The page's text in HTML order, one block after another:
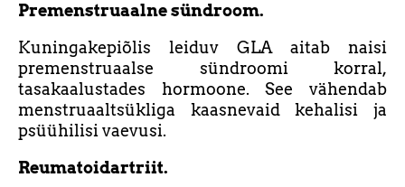
Premenstruaalne sündroom.
Kuningakepiõlis leiduv GLA aitab naisi
premenstruaalse sündroomi korral,
tasakaalustades hormoone. See vähendab
menstruaaltsükliga kaasnevaid kehalisi ja
psüühilisi vaevusi.
Reumatoidartriit.